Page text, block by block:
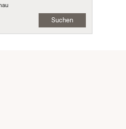
Suchen